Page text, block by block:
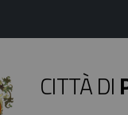
CITTÀ DI